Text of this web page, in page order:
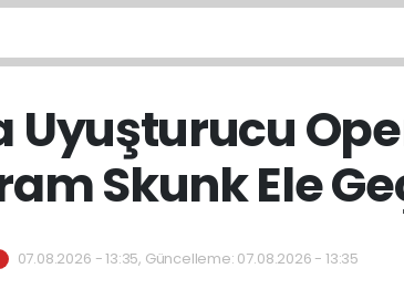
Uyuşturucu
Skunk Ele
07.08.2026 - 13:35, Güncelleme: 07.08.2026 - 13:35